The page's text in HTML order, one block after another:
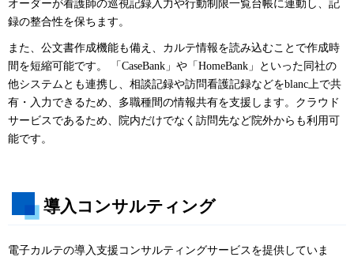
オーダーが看護師の巡視記録入力や行動制限一覧台帳に連動し、記
録の整合性を保ちます。
また、公文書作成機能も備え、カルテ情報を読み込むことで作成時
間を短縮可能です。 「CaseBank」や「HomeBank」といった同社の
他システムとも連携し、相談記録や訪問看護記録などをblanc上で共
有・入力できるため、多職種間の情報共有を支援します。クラウド
サービスであるため、院内だけでなく訪問先など院外からも利用可
能です。
導入コンサルティング
電子カルテの導入支援コンサルティングサービスを提供していま